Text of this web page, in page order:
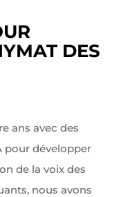
DES
ans avec des
pour développer
de la voix des
nous avons